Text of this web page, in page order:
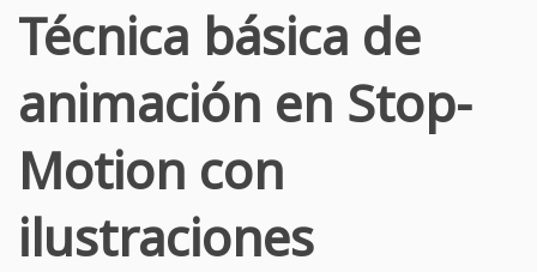
Técnica básica de
animación en Stop-
Motion con
ilustraciones